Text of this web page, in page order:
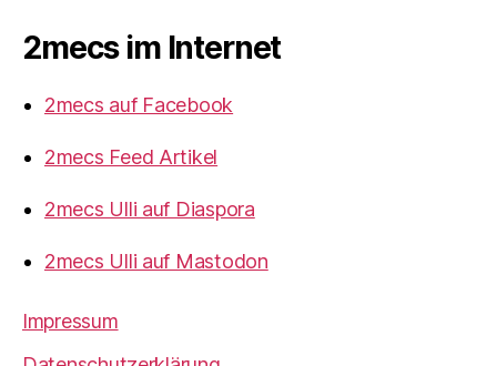
2mecs im Internet
2mecs auf Facebook
2mecs Feed Artikel
2mecs Ulli auf Diaspora
2mecs Ulli auf Mastodon
Impressum